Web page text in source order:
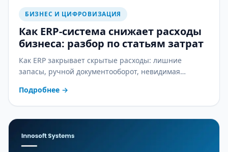
БИЗНЕС И ЦИФРОВИЗАЦИЯ
Как ERP-система снижает расходы
бизнеса: разбор по статьям затрат
Как ERP закрывает скрытые расходы: лишние
запасы, ручной документооборот, невидимая
разбор.
Подробнее →